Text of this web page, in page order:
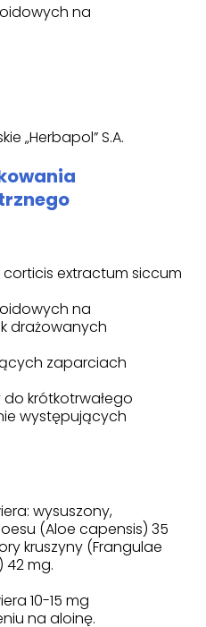
na
„Herbapol” S.A.
extractum siccum
na
drażowanych
zaparciach
krótkotrwałego
występujących
wysuszony,
(Aloe capensis) 35
kruszyny (Frangulae
42 mg.
10-15 mg
na aloinę.